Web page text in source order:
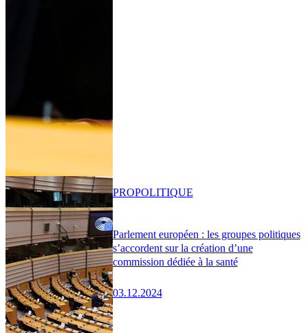
Parlement européen : les groupes politiques
s’accordent sur la création d’une
commission dédiée à la santé
03.12.2024
PROPOLITIQUE